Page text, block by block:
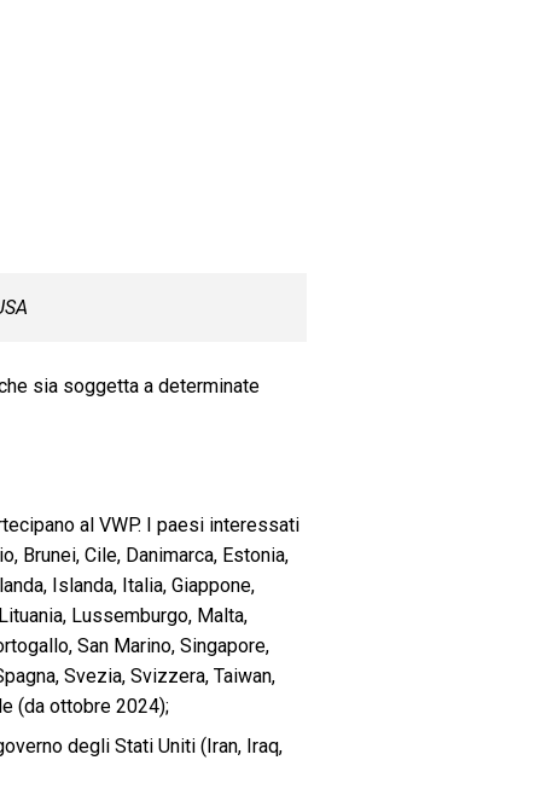
sia soggetta a determinate
al VWP. I paesi interessati
Brunei, Cile, Danimarca, Estonia,
Islanda, Italia, Giappone,
Lussemburgo, Malta,
San Marino, Singapore,
Svezia, Svizzera, Taiwan,
(da ottobre 2024);
degli Stati Uniti (Iran, Iraq,